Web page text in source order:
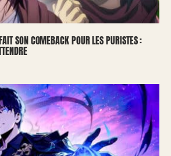
SON COMEBACK POUR LES PURISTES :